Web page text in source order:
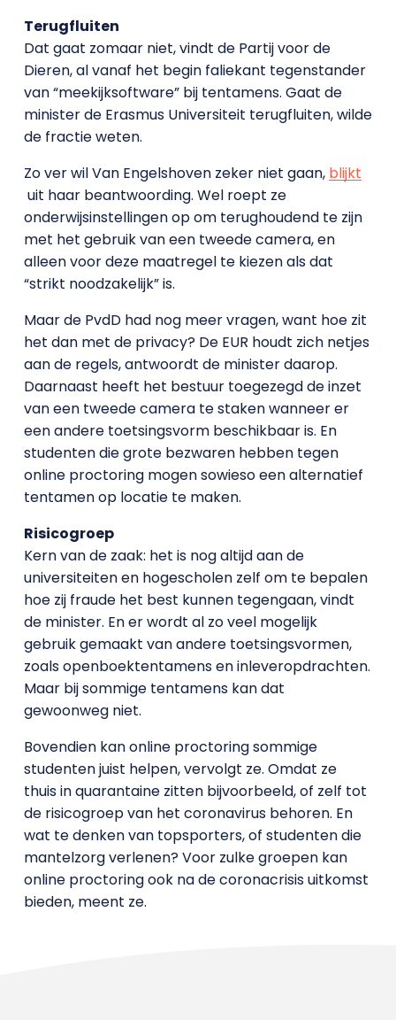
Terugfluiten
Dat gaat zomaar niet, vindt de Partij voor de
Dieren, al vanaf het begin faliekant tegenstander
van “meekijksoftware” bij tentamens. Gaat de
minister de Erasmus Universiteit terugfluiten, wilde
de fractie weten.
Zo ver wil Van Engelshoven zeker niet gaan, blijkt
uit haar beantwoording. Wel roept ze
onderwijsinstellingen op om terughoudend te zijn
met het gebruik van een tweede camera, en
alleen voor deze maatregel te kiezen als dat
“strikt noodzakelijk” is.
Maar de PvdD had nog meer vragen, want hoe zit
het dan met de privacy? De EUR houdt zich netjes
aan de regels, antwoordt de minister daarop.
Daarnaast heeft het bestuur toegezegd de inzet
van een tweede camera te staken wanneer er
een andere toetsingsvorm beschikbaar is. En
studenten die grote bezwaren hebben tegen
online proctoring mogen sowieso een alternatief
tentamen op locatie te maken.
Risicogroep
Kern van de zaak: het is nog altijd aan de
universiteiten en hogescholen zelf om te bepalen
hoe zij fraude het best kunnen tegengaan, vindt
de minister. En er wordt al zo veel mogelijk
gebruik gemaakt van andere toetsingsvormen,
zoals openboektentamens en inleveropdrachten.
Maar bij sommige tentamens kan dat
gewoonweg niet.
Bovendien kan online proctoring sommige
studenten juist helpen, vervolgt ze. Omdat ze
thuis in quarantaine zitten bijvoorbeeld, of zelf tot
de risicogroep van het coronavirus behoren. En
wat te denken van topsporters, of studenten die
mantelzorg verlenen? Voor zulke groepen kan
online proctoring ook na de coronacrisis uitkomst
bieden, meent ze.